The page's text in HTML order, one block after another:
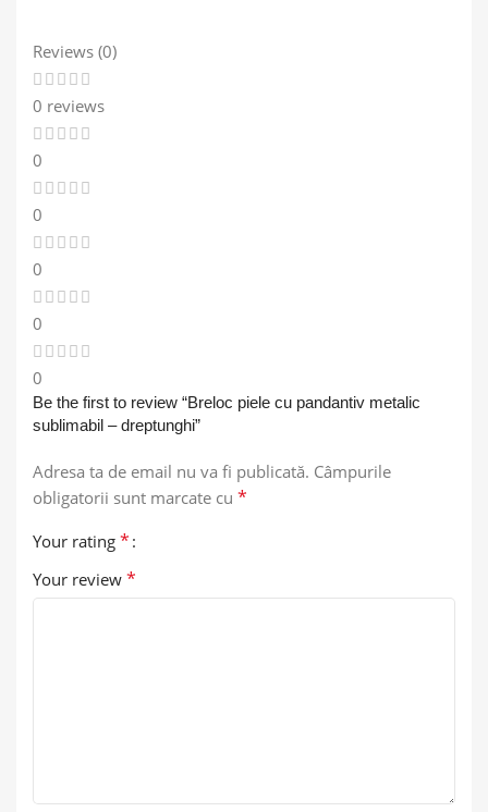
Reviews (0)
0 reviews
0
0
0
0
0
Be the first to review “Breloc piele cu pandantiv metalic
sublimabil – dreptunghi”
Adresa ta de email nu va fi publicată. Câmpurile
obligatorii sunt marcate cu *
Your rating *
Your review *